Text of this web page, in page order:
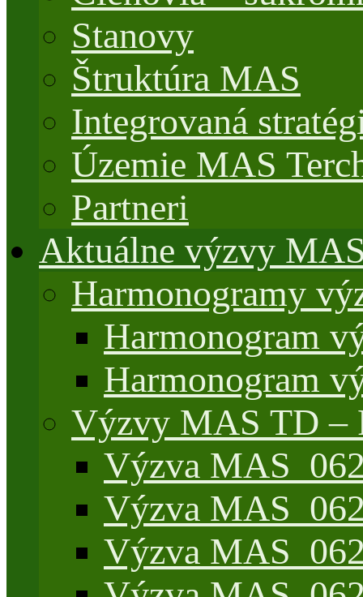
Stanovy
Štruktúra MAS
Integrovaná
Územie MAS
Partneri
Aktuálne výzvy
Harmonogramy
Harmonogram
Harmonogram
Výzvy MAS TD –
Výzva
Výzva
Výzva